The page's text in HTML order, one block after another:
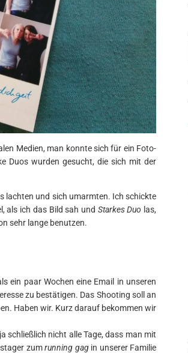
Medien, man konnte sich für ein Foto-
Duos wurden gesucht, die sich mit der
lachten und sich umarmten. Ich schickte
als ich das Bild sah und Starkes Duo las,
sehr lange benutzen.
ein paar Wochen eine Email in unseren
zu bestätigen. Das Shooting soll an
Haben wir. Kurz darauf bekommen wir
schließlich nicht alle Tage, dass man mit
zumrunning gagin unserer Familie